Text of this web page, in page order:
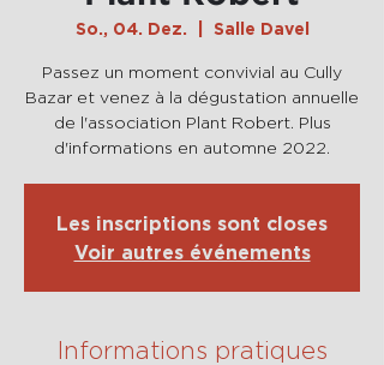
So., 04. Dez. Salle Davel
Passez un moment convivial au Cully
Bazar et venez à la dégustation annuelle
de l'association Plant Robert. Plus
d'informations en automne 2022.
Les inscriptions sont closes
Voir autres événements
Informations pratiques